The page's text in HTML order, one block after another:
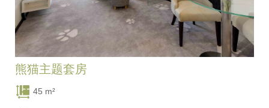
熊猫主题套房
45 m²